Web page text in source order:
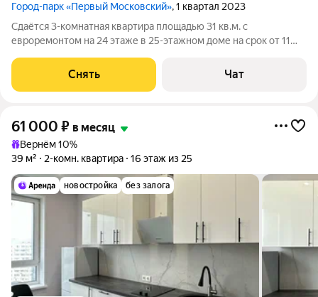
Город-парк «Первый Московский», 1 квартал 2023
Сдаётся 3-комнатная квартира площадью 31 кв.м. с
евроремонтом на 24 этаже в 25-этажном доме на срок от 11
Коммунальные услуги по счетчикам оплачиваются
дополнительно.
Снять Чат
61 000 ₽ в месяц
Вернём 10%
39 м²
2-комн. квартира 16 этаж из 25
новостройка без залога